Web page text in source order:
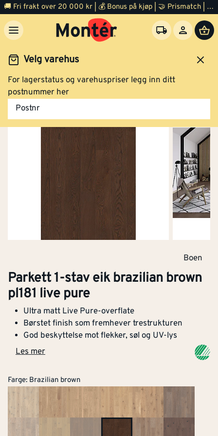
🚚 Fri frakt over 20 000 kr | 💰 Bonus på kjøp | 🤝 Prismatch | ⭐ 100% fornøyd garanti | 🏪 140 byggevarehus
Velg varehus
For lagerstatus og varehuspriser legg inn ditt
postnummer her
Postnr
Gulv Parkett
Boen
Parkett 1-stav eik brazilian brown
pl181 live pure
Ultra matt Live Pure-overflate
Børstet finish som fremhever trestrukturen
God beskyttelse mot flekker, søl og UV-lys
Les mer
Farge: Brazilian brown
Bredde [mm] 181
Tykkelse [mm] 13.2